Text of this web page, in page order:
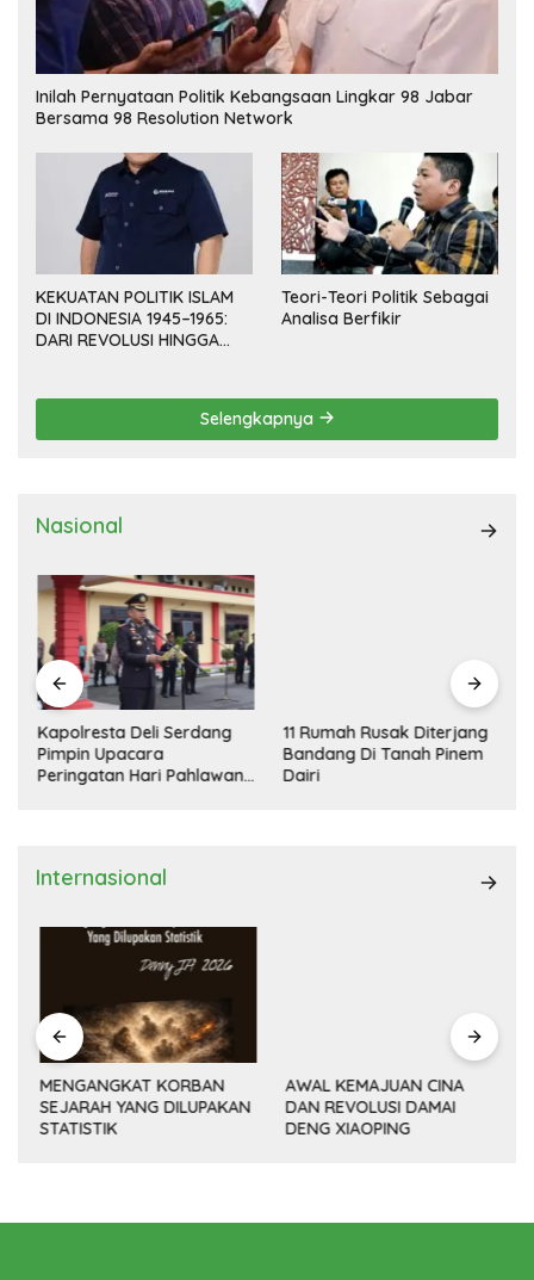
Inilah Pernyataan Politik Kebangsaan Lingkar 98 Jabar
Bersama 98 Resolution Network
KEKUATAN POLITIK ISLAM
DI INDONESIA 1945–1965:
DARI REVOLUSI HINGGA
Teori-Teori Politik Sebagai
Analisa Berfikir
Selengkapnya
Nasional
Kapolresta Deli Serdang
Pimpin Upacara
Peringatan Hari Pahlawan
11 Rumah Rusak Diterjang
Bandang Di Tanah Pinem
Dairi
Internasional
MENGANGKAT KORBAN
SEJARAH YANG DILUPAKAN
STATISTIK
AWAL KEMAJUAN CINA
DAN REVOLUSI DAMAI
DENG XIAOPING